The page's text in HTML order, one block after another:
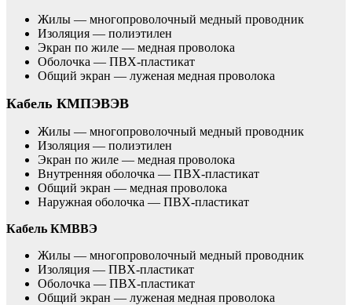
Жилы — многопроволочный медный проводник
Изоляция — полиэтилен
Экран по жиле — медная проволока
Оболочка — ПВХ-пластикат
Общий экран — луженая медная проволока
Кабель КМПЭВЭВ
Жилы — многопроволочный медный проводник
Изоляция — полиэтилен
Экран по жиле — медная проволока
Внутренняя оболочка — ПВХ-пластикат
Общий экран — медная проволока
Наружная оболочка — ПВХ-пластикат
Кабель КМВВЭ
Жилы — многопроволочный медный проводник
Изоляция — ПВХ-пластикат
Оболочка — ПВХ-пластикат
Общий экран — луженая медная проволока